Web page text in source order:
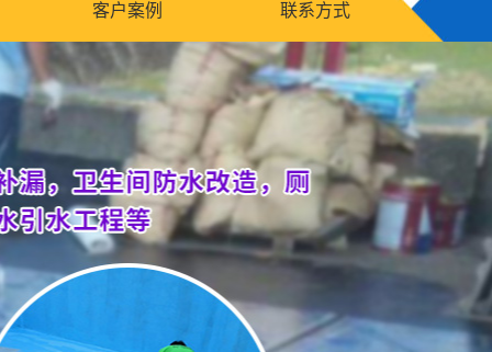
客户案例 联系方式